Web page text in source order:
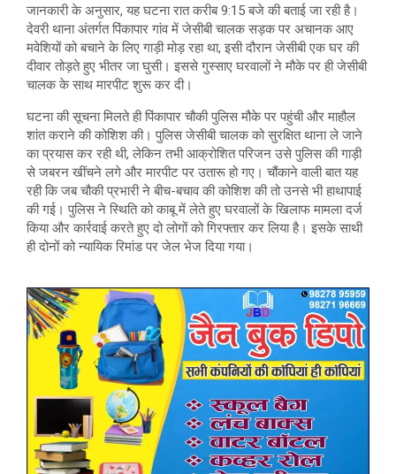
जानकारी के अनुसार, यह घटना रात करीब 9:15 बजे की बताई जा रही है।
देवरी थाना अंतर्गत पिंकापार गांव में जेसीबी चालक सड़क पर अचानक आए
मवेशियों को बचाने के लिए गाड़ी मोड़ रहा था, इसी दौरान जेसीबी एक घर की
दीवार तोड़ते हुए भीतर जा घुसी। इससे गुस्साए घरवालों ने मौके पर ही जेसीबी
चालक के साथ मारपीट शुरू कर दी।
घटना की सूचना मिलते ही पिंकापार चौकी पुलिस मौके पर पहुंची और माहौल
शांत कराने की कोशिश की। पुलिस जेसीबी चालक को सुरक्षित थाना ले जाने
का प्रयास कर रही थी, लेकिन तभी आक्रोशित परिजन उसे पुलिस की गाड़ी
से जबरन खींचने लगे और मारपीट पर उतारू हो गए। चौंकाने वाली बात यह
रही कि जब चौकी प्रभारी ने बीच-बचाव की कोशिश की तो उनसे भी हाथापाई
की गई। पुलिस ने स्थिति को काबू में लेते हुए घरवालों के खिलाफ मामला दर्ज
किया और कार्रवाई करते हुए दो लोगों को गिरफ्तार कर लिया है। इसके साथी
ही दोनों को न्यायिक रिमांड पर जेल भेज दिया गया।